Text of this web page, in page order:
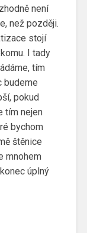
není
než později.
stojí
I tady
tím
budeme
pokud
tím nejen
bychom
štěnice
mnohem
úplný